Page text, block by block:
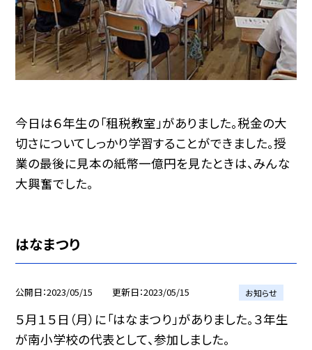
今日は６年生の「租税教室」がありました。税金の大
切さについてしっかり学習することができました。授
業の最後に見本の紙幣一億円を見たときは、みんな
大興奮でした。
はなまつり
公開日 2023/05/15 更新日 2023/05/15 お知らせ
５月１５日（月）に「はなまつり」がありました。３年生
が南小学校の代表として、参加しました。